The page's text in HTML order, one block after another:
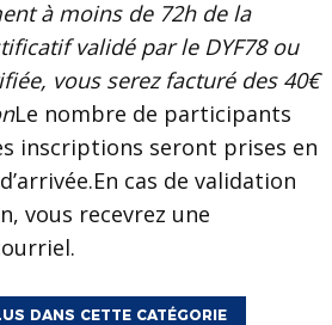
à moins de 72h de la
validé par le DYF78 ou
vous serez facturé des 40€
Le nombre de participants
inscriptions seront prises en
cas de validation
vous recevrez une
DANS CETTE CATÉGORIE